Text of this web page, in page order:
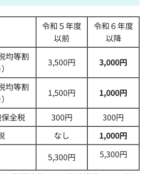
令和５年度
以前
令和６年度
以降
均等割
3,500円 3,000円
均等割
1,500円 1,000円
全税 300円
300円
なし
1,000円
5,300円
5,300円